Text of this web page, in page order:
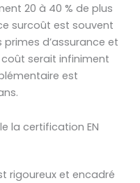
20 à 40 % de plus
surcoût est souvent
d’assurance et
coût serait infiniment
est
la certification EN
rigoureux et encadré